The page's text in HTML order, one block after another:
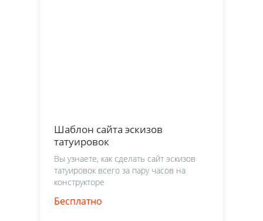
Шаблон сайта эскизов
татуировок
Вы узнаете, как сделать сайт эскизов
татуировок всего за пару часов на
конструкторе
Бесплатно